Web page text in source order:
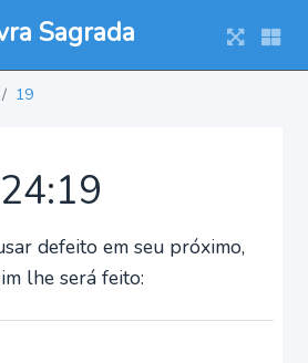
Sagrada
19
defeito em seu próximo,
lhe será feito: